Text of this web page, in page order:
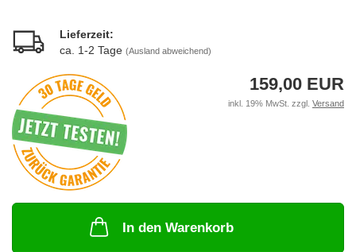
Lieferzeit:
ca. 1-2 Tage (Ausland abweichend)
159,00 EUR
inkl. 19% MwSt. zzgl. Versand
In den Warenkorb